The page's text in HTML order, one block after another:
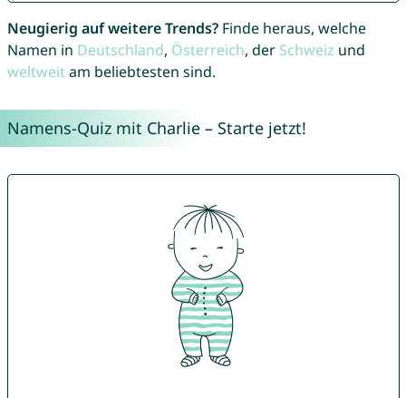
Neugierig auf weitere Trends?Finde heraus, welche
Namen in Deutschland, Österreich, der Schweiz und
weltweitam beliebtesten sind.
Namens-Quiz mit Charlie – Starte jetzt!